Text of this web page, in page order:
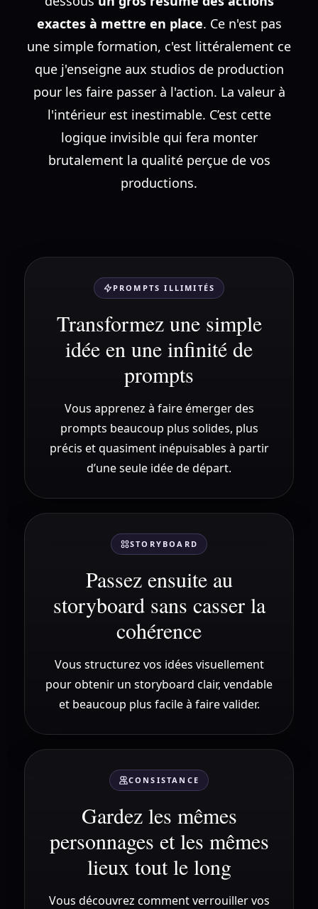
exactes à mettre en place. Ce n'est pas
une simple formation, c'est littéralement ce
que j'enseigne aux studios de production
pour les faire passer à l'action. La valeur à
l'intérieur est inestimable. C’est cette
logique invisible qui fera monter
brutalement la qualité perçue de vos
productions.
PROMPTS ILLIMITÉS
Transformez une simple
idée en une infinité de
prompts
Vous apprenez à faire émerger des
prompts beaucoup plus solides, plus
précis et quasiment inépuisables à partir
d’une seule idée de départ.
STORYBOARD
Passez ensuite au
storyboard sans casser la
cohérence
Vous structurez vos idées visuellement
pour obtenir un storyboard clair, vendable
et beaucoup plus facile à faire valider.
CONSISTANCE
Gardez les mêmes
personnages et les mêmes
lieux tout le long
Vous découvrez comment verrouiller vos